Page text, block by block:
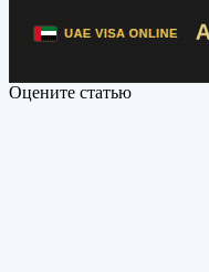
Оцените статью